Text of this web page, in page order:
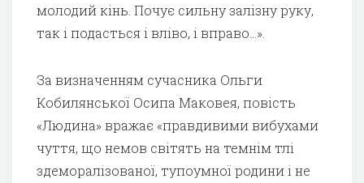
молодий кінь. Почує сильну залізну руку,
так і подасться і вліво, і вправо…».
За визначенням сучасника Ольги
Кобилянської Осипа Маковея, повість
«Людина» вражає «правдивими вибухами
чуття, що немов світять на темнім тлі
здеморалізованої, тупоумної родини і не